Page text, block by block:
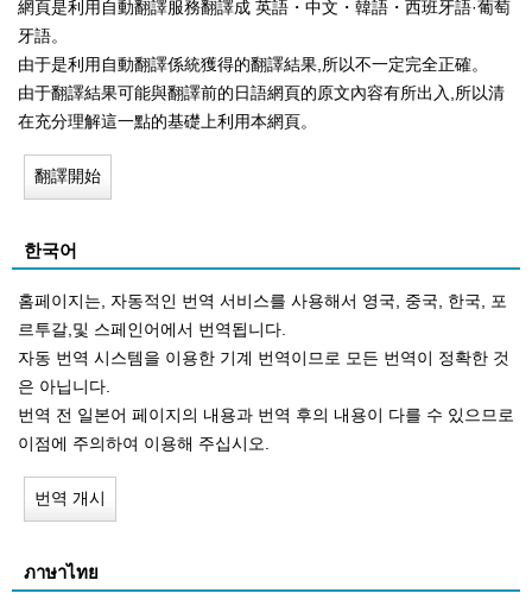
網頁是利用自動翻譯服務翻譯成 英語・中文・韓語・西班牙語·葡萄
牙語。
由于是利用自動翻譯係統獲得的翻譯結果,所以不一定完全正確。
由于翻譯結果可能與翻譯前的日語網頁的原文內容有所出入,所以清
在充分理解這一點的基礎上利用本網頁。
翻譯開始
한국어
홈페이지는, 자동적인 번역 서비스를 사용해서 영국, 중국, 한국, 포
르투갈,및 스페인어에서 번역됩니다.
자동 번역 시스템을 이용한 기계 번역이므로 모든 번역이 정확한 것
은 아닙니다.
번역 전 일본어 페이지의 내용과 번역 후의 내용이 다를 수 있으므로
이점에 주의하여 이용해 주십시오.
번역 개시
ภาษาไทย